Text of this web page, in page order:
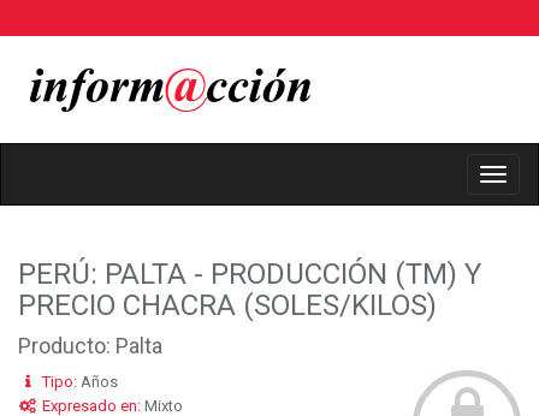
PERÚ: PALTA - PRODUCCIÓN (TM) Y
PRECIO CHACRA (SOLES/KILOS)
Producto: Palta
Tipo:Años
Expresado en:Mixto